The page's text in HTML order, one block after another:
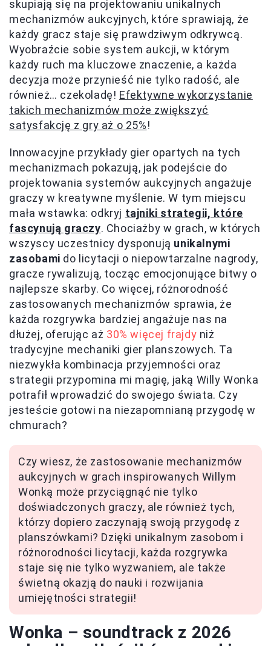
skupiają się na projektowaniu unikalnych
mechanizmów aukcyjnych, które sprawiają, że
każdy gracz staje się prawdziwym odkrywcą.
Wyobraźcie sobie system aukcji, w którym
każdy ruch ma kluczowe znaczenie, a każda
decyzja może przynieść nie tylko radość, ale
również… czekoladę! Efektywne wykorzystanie
takich mechanizmów może zwiększyć
satysfakcję z gry aż o 25%!
Innowacyjne przykłady gier opartych na tych
mechanizmach pokazują, jak podejście do
projektowania systemów aukcyjnych angażuje
graczy w kreatywne myślenie. W tym miejscu
mała wstawka: odkryj tajniki strategii, które
fascynują graczy. Chociażby w grach, w których
wszyscy uczestnicy dysponują unikalnymi
zasobami do licytacji o niepowtarzalne nagrody,
gracze rywalizują, tocząc emocjonujące bitwy o
najlepsze skarby. Co więcej, różnorodność
zastosowanych mechanizmów sprawia, że
każda rozgrywka bardziej angażuje nas na
dłużej, oferując aż 30% więcej frajdy niż
tradycyjne mechaniki gier planszowych. Ta
niezwykła kombinacja przyjemności oraz
strategii przypomina mi magię, jaką Willy Wonka
potrafił wprowadzić do swojego świata. Czy
jesteście gotowi na niezapomnianą przygodę w
chmurach?
Czy wiesz, że zastosowanie mechanizmów
aukcyjnych w grach inspirowanych Willym
Wonką może przyciągnąć nie tylko
doświadczonych graczy, ale również tych,
którzy dopiero zaczynają swoją przygodę z
planszówkami? Dzięki unikalnym zasobom i
różnorodności licytacji, każda rozgrywka
staje się nie tylko wyzwaniem, ale także
świetną okazją do nauki i rozwijania
umiejętności strategii!
Wonka – soundtrack z 2026